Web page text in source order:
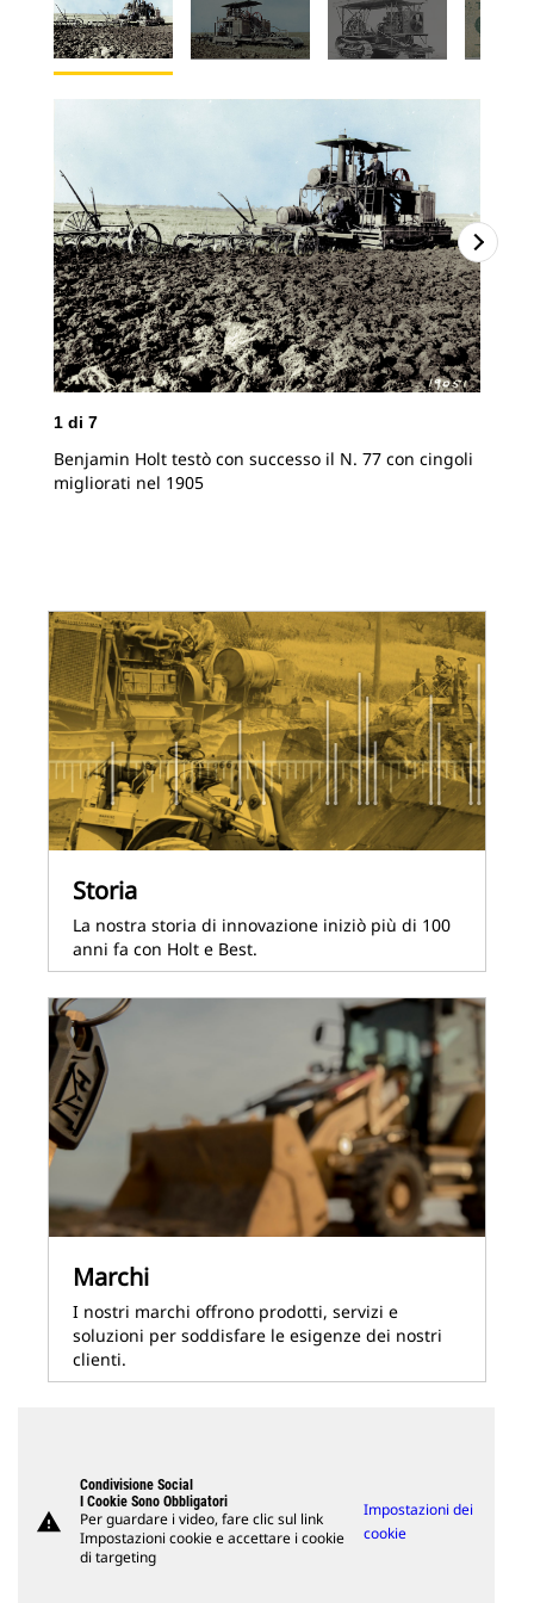
1 di 7
Benjamin Holt testò con successo il N. 77 con cingoli
migliorati nel 1905
Storia
La nostra storia di innovazione iniziò più di 100
anni fa con Holt e Best.
Marchi
I nostri marchi offrono prodotti, servizi e
soluzioni per soddisfare le esigenze dei nostri
clienti.
warning
Condivisione Social
I Cookie Sono Obbligatori
Per guardare i video, fare clic sul link
Impostazioni cookie e accettare i cookie
di targeting
Impostazioni dei
cookie